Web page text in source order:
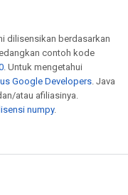
dilisensikan berdasarkan
contoh kode
. Untuk mengetahui
Google Developers. Java
atau afiliasinya.
lisensi numpy.